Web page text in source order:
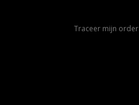
Traceer mijn order